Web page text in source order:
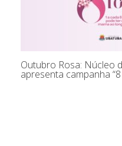
Outubro Rosa: Núcleo
apresenta campanha